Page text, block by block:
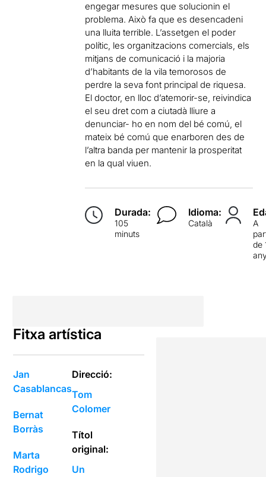
engegar mesures que solucionin el
problema. Això fa que es desencadeni
una lluita terrible. L’assetgen el poder
polític, les organitzacions comercials, els
mitjans de comunicació i la majoria
d’habitants de la vila temorosos de
perdre la seva font principal de riquesa.
El doctor, en lloc d’atemorir-se, reivindica
el seu dret com a ciutadà lliure a
denunciar- ho en nom del bé comú, el
mateix bé comú que enarboren des de
l’altra banda per mantenir la prosperitat
en la qual viuen.
Durada:
105
minuts
Idioma:
Català
A
de
Fitxa artística
Jan
Casablancas
Bernat
Borràs
Marta
Rodrigo
Direcció:
Tom
Colomer
Títol
original:
Un